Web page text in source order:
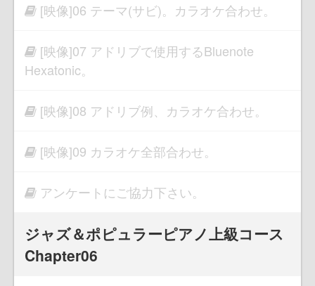
[映像]06 テーマ(サビ)。カラオケ合わせ。
[映像]07 アドリブで使用するBluenote
Hexatonic。
[映像]08 アドリブ例、カラオケ合わせ。
[映像]09 カラオケ全部合わせ。
アンケートにご協力下さい。
ジャズ＆ポピュラーピアノ上級コース
Chapter06